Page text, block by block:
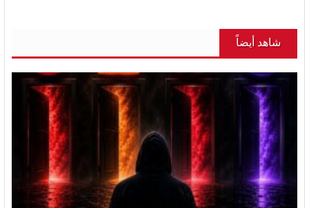
شاهد أيضاً